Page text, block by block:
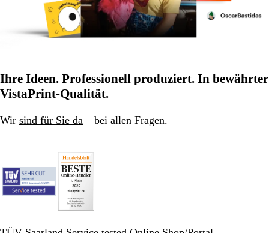
Ihre Ideen. Professionell produziert. In bewährter
VistaPrint-Qualität.
Wir sind für Sie da – bei allen Fragen.